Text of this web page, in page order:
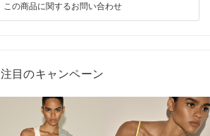
この商品に関するお問い合わせ
注目のキャンペーン